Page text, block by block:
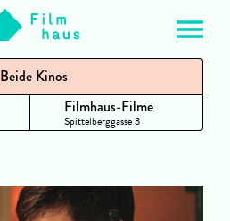
Beide Kinos
Filmhaus-Filme
Spittelberggasse 3